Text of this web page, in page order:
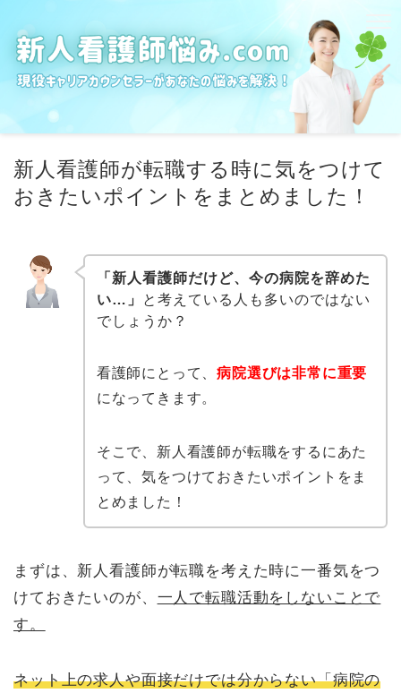
新人看護師が転職する時に気をつけて
おきたいポイントをまとめました！
「新人看護師だけど、今の病院を辞めた
い…」
と考えている人も多いのではない
でしょうか？
看護師にとって、病院選びは非常に重要
になってきます。
そこで、新人看護師が転職をするにあた
って、気をつけておきたいポイントをま
とめました！
まずは、新人看護師が転職を考えた時に一番気をつ
けておきたいのが、 一人で転職活動をしないことで
す。
ネット上の求人や面接だけでは分からない「病院の